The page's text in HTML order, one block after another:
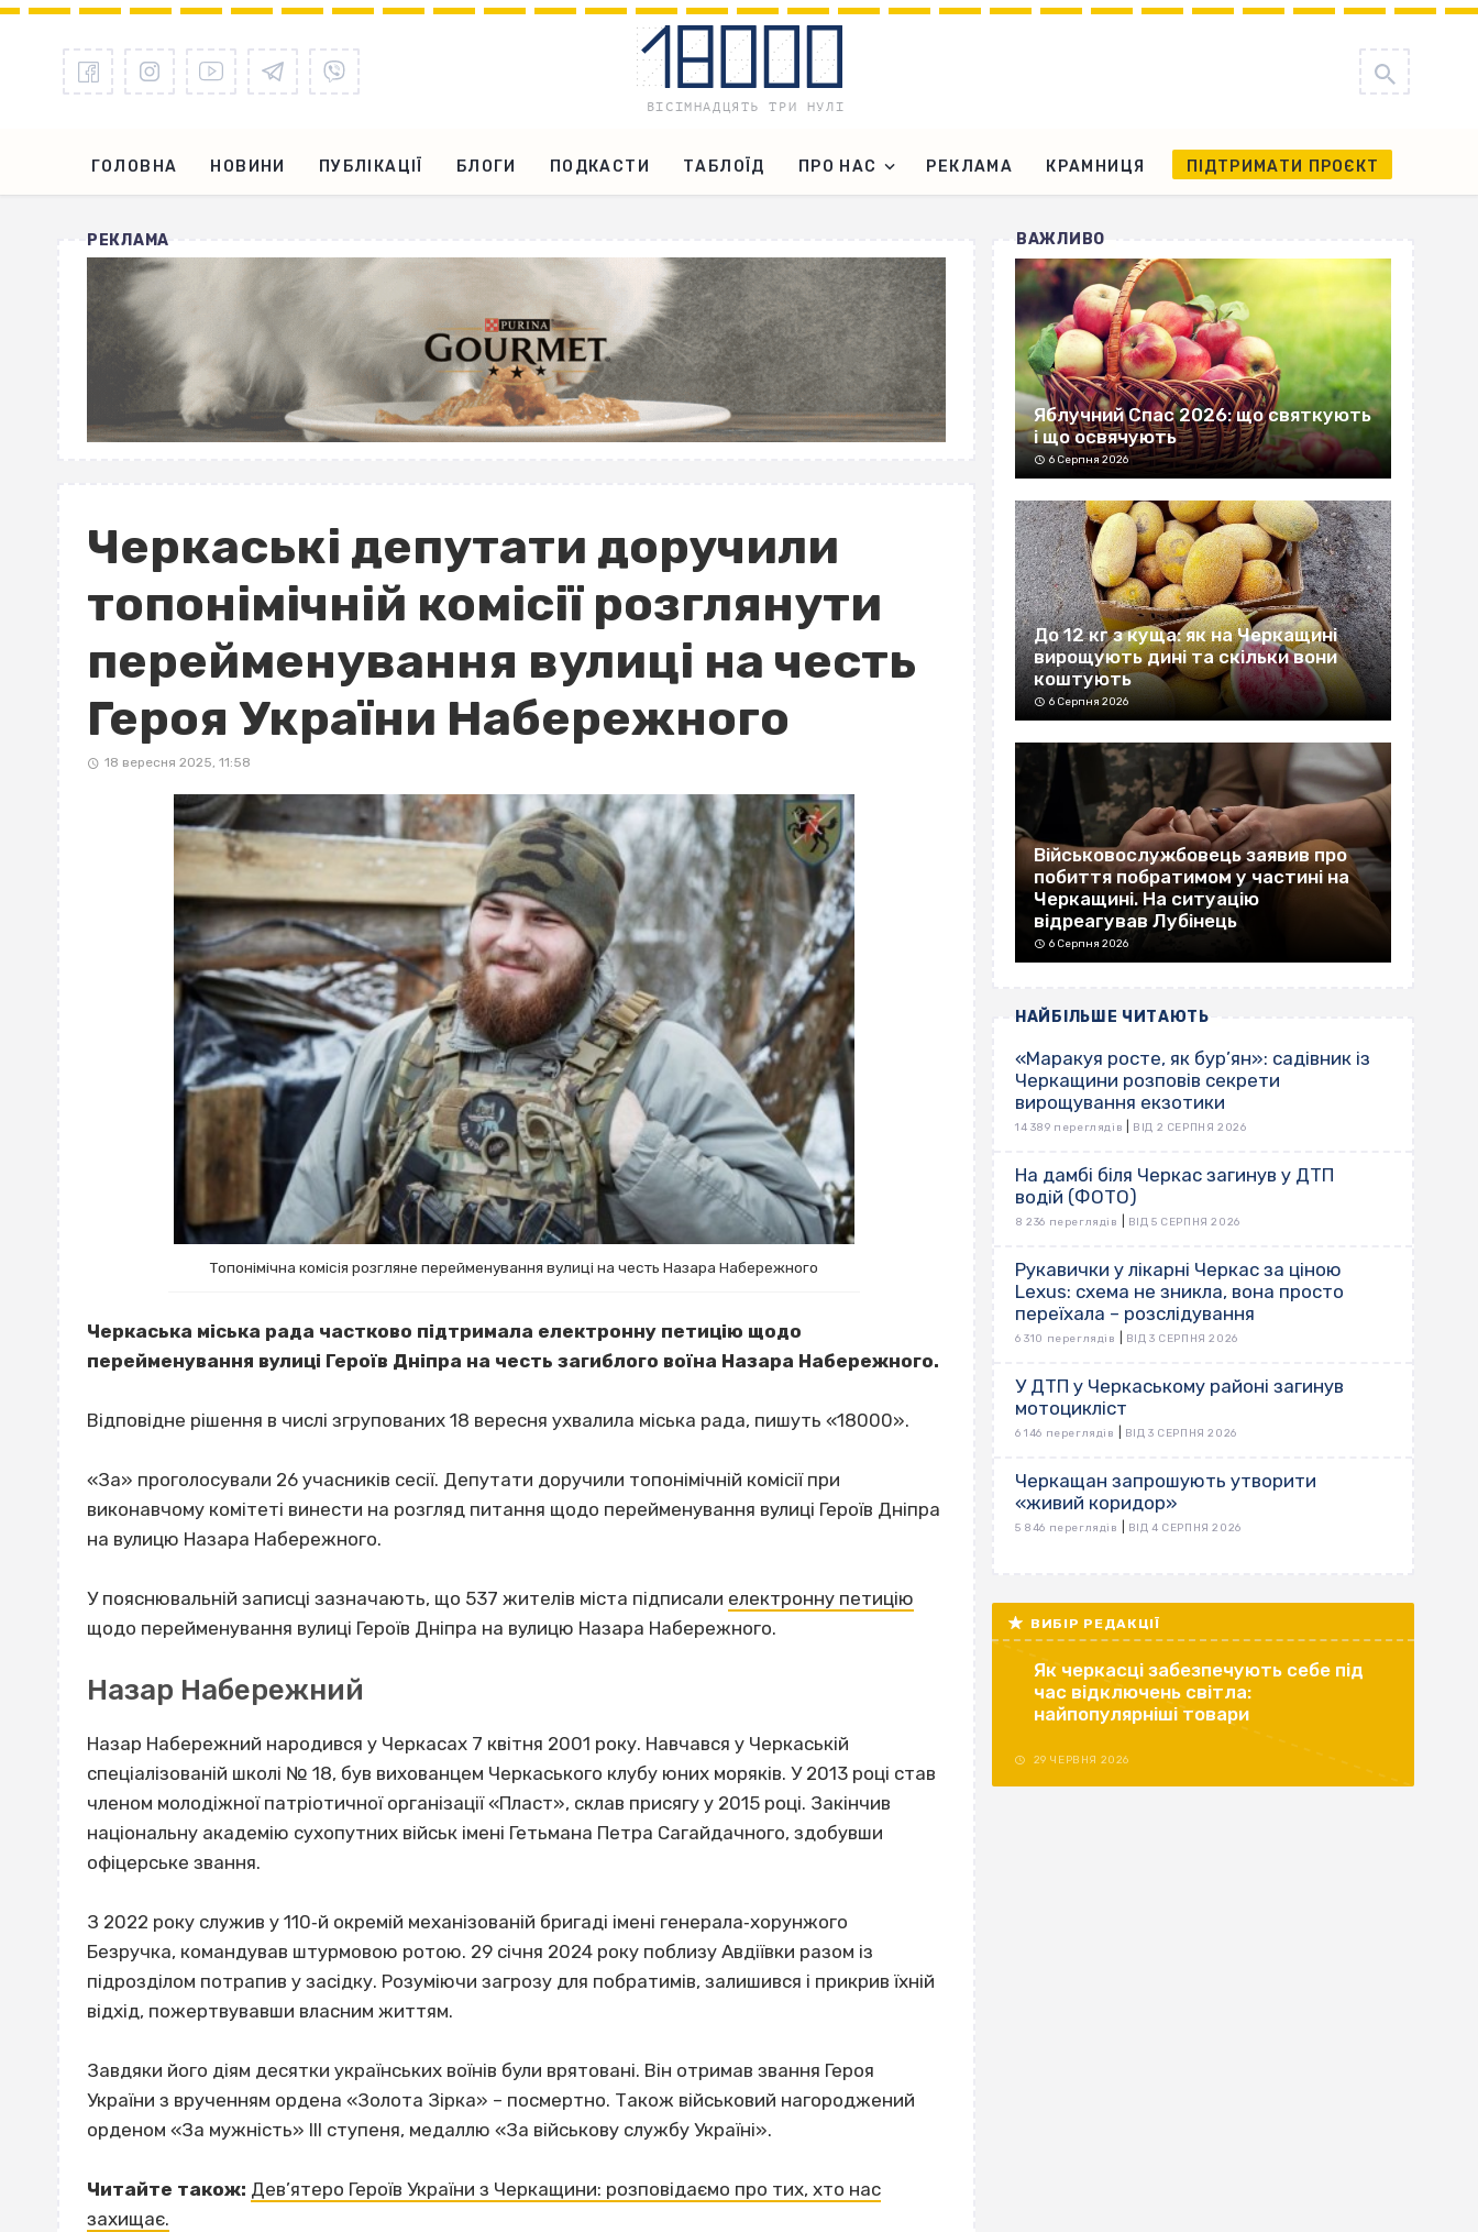
ГОЛОВНА НОВИНИ ПУБЛІКАЦІЇ БЛОГИ ПОДКАСТИ ТАБЛОЇД ПРО НАС РЕКЛАМА КРАМНИЦЯ ПІДТРИМАТИ ПРОЄКТ
РЕКЛАМА
Черкаські депутати доручили
топонімічній комісії розглянути
перейменування вулиці на честь
Героя України Набережного
18 вересня 2025, 11:58
Топонімічна комісія розгляне перейменування вулиці на честь Назара Набережного
Черкаська міська рада частково підтримала електронну петицію щодо
перейменування вулиці Героїв Дніпра на честь загиблого воїна Назара Набережного.
Відповідне рішення в числі згрупованих 18 вересня ухвалила міська рада, пишуть «18000».
«За» проголосували 26 учасників сесії. Депутати доручили топонімічній комісії при
виконавчому комітеті винести на розгляд питання щодо перейменування вулиці Героїв Дніпра
на вулицю Назара Набережного.
У пояснювальній записці зазначають, що 537 жителів міста підписали електронну петицію
щодо перейменування вулиці Героїв Дніпра на вулицю Назара Набережного.
Назар Набережний
Назар Набережний народився у Черкасах 7 квітня 2001 року. Навчався у Черкаській
спеціалізованій школі № 18, був вихованцем Черкаського клубу юних моряків. У 2013 році став
членом молодіжної патріотичної організації «Пласт», склав присягу у 2015 році. Закінчив
національну академію сухопутних військ імені Гетьмана Петра Сагайдачного, здобувши
офіцерське звання.
З 2022 року служив у 110‐й окремій механізованій бригаді імені генерала‐хорунжого
Безручка, командував штурмовою ротою. 29 січня 2024 року поблизу Авдіївки разом із
підрозділом потрапив у засідку. Розуміючи загрозу для побратимів, залишився і прикрив їхній
відхід, пожертвувавши власним життям.
Завдяки його діям десятки українських воїнів були врятовані. Він отримав звання Героя
України з врученням ордена «Золота Зірка» – посмертно. Також військовий нагороджений
орденом «За мужність» ІІІ ступеня, медаллю «За військову службу Україні».
Читайте також: Дев’ятеро Героїв України з Черкащини: розповідаємо про тих, хто нас
захищає.
ВАЖЛИВО
Яблучний Спас 2026: що святкують
і що освячують
6 Серпня 2026
До 12 кг з куща: як на Черкащині
вирощують дині та скільки вони
коштують
6 Серпня 2026
Військовослужбовець заявив про
побиття побратимом у частині на
Черкащині. На ситуацію
відреагував Лубінець
6 Серпня 2026
НАЙБІЛЬШЕ ЧИТАЮТЬ
«Маракуя росте, як бур’ян»: садівник із
Черкащини розповів секрети
вирощування екзотики
14 389 переглядів ВІД 2 СЕРПНЯ 2026
На дамбі біля Черкас загинув у ДТП
водій (ФОТО)
8 236 переглядів ВІД 5 СЕРПНЯ 2026
Рукавички у лікарні Черкас за ціною
Lexus: схема не зникла, вона просто
переїхала – розслідування
6 310 переглядів ВІД 3 СЕРПНЯ 2026
У ДТП у Черкаському районі загинув
мотоцикліст
6 146 переглядів ВІД 3 СЕРПНЯ 2026
Черкащан запрошують утворити
«живий коридор»
5 846 переглядів ВІД 4 СЕРПНЯ 2026
ВИБІР РЕДАКЦІЇ
Як черкасці забезпечують себе під
час відключень світла:
найпопулярніші товари
29 ЧЕРВНЯ 2026